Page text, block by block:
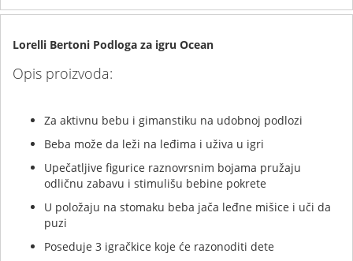
Lorelli Bertoni Podloga za igru Ocean
Opis proizvoda:
Za aktivnu bebu i gimanstiku na udobnoj podlozi
Beba može da leži na leđima i uživa u igri
Upečatljive figurice raznovrsnim bojama pružaju
odličnu zabavu i stimulišu bebine pokrete
U položaju na stomaku beba jača leđne mišice i uči da
puzi
Poseduje 3 igračkice koje će razonoditi dete